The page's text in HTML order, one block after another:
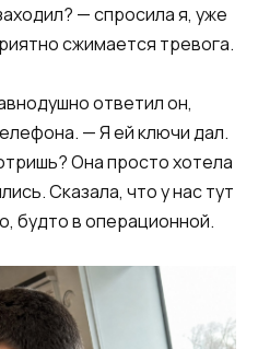
— спросила я, уже
сжимается тревога.
ответил он,
— Я ей ключи дал.
Она просто хотела
Сказала, что у нас тут
будто в операционной.